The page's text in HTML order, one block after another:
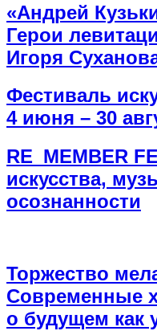
«Андрей
Герои
Игоря
Фестиваль
4 июня – 30
RE_MEMBER
искусства,
осознанности
Торжество
Современные
о будущем как